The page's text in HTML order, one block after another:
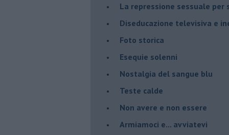
La repressione sessuale per
Diseducazione televisiva e
Foto storica
Esequie solenni
Nostalgia del sangue blu
Teste calde
Non avere e non essere
Armiamoci e... avviatevi